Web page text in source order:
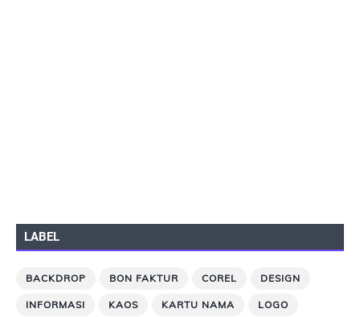
LABEL
BACKDROP BON FAKTUR COREL DESIGN
INFORMASI KAOS KARTU NAMA LOGO